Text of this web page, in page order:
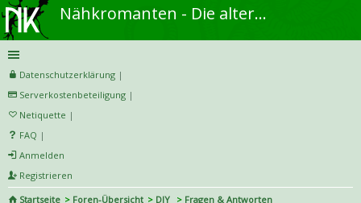
Nähkromanten - Die alternative Näh- und DIY-Community
Datenschutzerklärung |
Serverkostenbeteiligung |
Netiquette |
FAQ |
Anmelden
Registrieren
Startseite
Foren-Übersicht DIY
Fragen & Antworten